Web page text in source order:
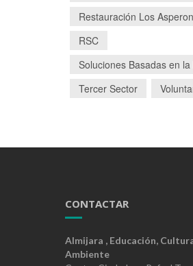
Restauración Los
RSC
Soluciones Basadas en
Tercer Sector
CONTACTAR
Almijara , Educación,
Ambiente